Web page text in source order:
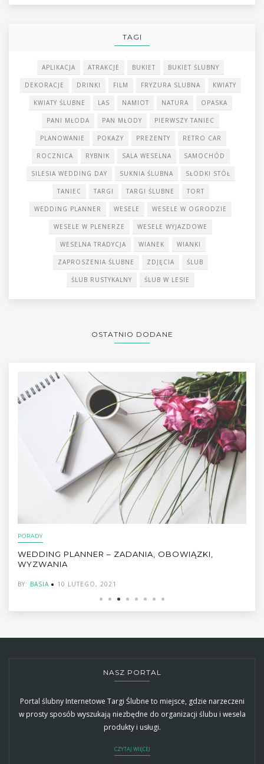
TAGI
APLIKACJA ATRAKCJE BUKIET BUKIET ŚLUBNY
DEKORACJE DRINKI FILM FRYZURA SLUBNA KWIATY
KWIATY ŚLUBNE LAS NAMIOT NATURA OPASKA
PANI MŁODA PAN MŁODY PIERWSZY TANIEC
PLANOWANIE POKAZY PREZENTY RETRO CAR
ROCZNICA RYBNIK SALA WESELNA SAMOCHÓD
SILESIA WEDDING DAY SUKNIA ŚLUBNA SŁODKI STÓŁ
TANIEC TARGI TARGI ŚLUBNE TORT
WEDDING PLANNER WESELE WESELE W OGRODZIE
WESELE W PLENERZE WESELE WYJAZDOWE
WESELNA TRADYCJA WIANEK WIANKI
ZAPROSZENIA ŚLUBNE ZDJĘCIA ŚLUB
ŚLUB RUSTYKALNY ŚLUB W LESIE
OSTATNIO DODANE
PORADY
WEDDING PLANNER – ZADANIA, OBOWIĄZKI,
WYZWANIA
BY: BASIA 10 LUTEGO, 2021
NASZ PORTAL
Portal ślubny Internetowe Targi Ślubne to miejsce, gdzie narzeczeni
w prosty sposób wyszukają niezbędne do organizacji ślubu i wesela
produkty i usługi.
CZYTAJ WIĘCEJ